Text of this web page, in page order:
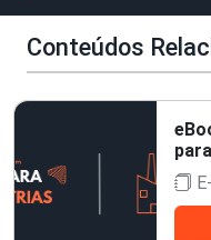
Conteúdos